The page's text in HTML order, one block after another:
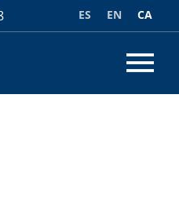
CA
EN
ES